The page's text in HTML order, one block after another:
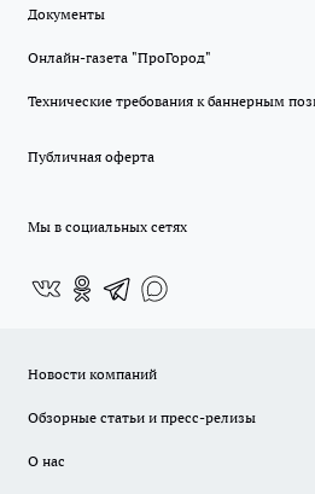
Документы
Онлайн-газета "ПроГород"
Технические требования к баннерным
Публичная оферта
Мы в социальных сетях
Новости компаний
Обзорные статьи и пресс-релизы
О нас